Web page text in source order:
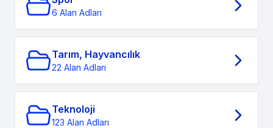
6 Alan Adları
Tarım, Hayvancılık
22 Alan Adları
Teknoloji
123 Alan Adları